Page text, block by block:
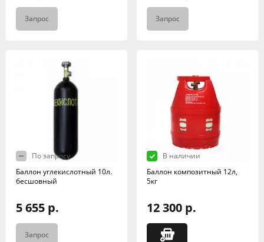
Запрос Запрос
По запросу
Баллон углекислотный 10л.
бесшовный
5 655 р.
Запрос
В наличии
Баллон композитный 12л,
5кг
12 300 р.